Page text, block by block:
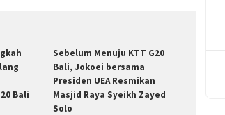
Bali
Sebelum Menuju KTT G20
Bali, Jokoei bersama
Presiden UEA Resmikan
Masjid Raya Syeikh Zayed
Solo